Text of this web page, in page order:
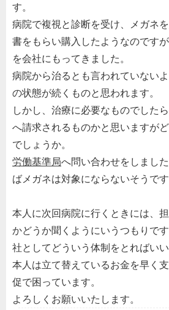
す。
病院で複視と診断を受け、メガネ
書をもらい購入したようなのです
を会社にもってきました。
病院から治るとも言われていない
の状態が続くものと思われます。
しかし、治療に必要なものでした
へ請求されるものかと思いますが
でしょうか。
労働基準局へ問い合わせをしまし
ばメガネは対象にならないそうです
本人に次回病院に行くときには、
かどうか聞くようにいうつもりで
社としてどういう体制をとればい
本人は立て替えているお金を早く
促で困っています。
よろしくお願いいたします。